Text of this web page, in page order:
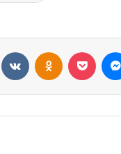
Reddit